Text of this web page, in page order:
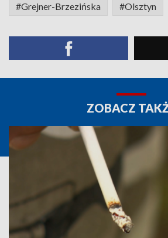
#Grejner-Brzezińska #Olsztyn
ZOBACZ